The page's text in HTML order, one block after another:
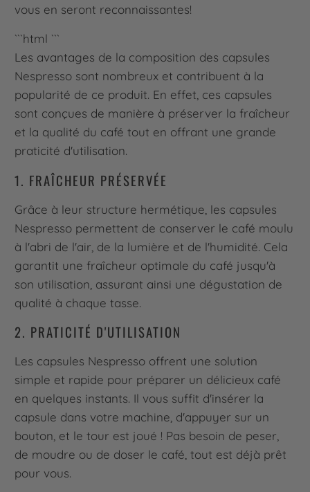
vous en seront reconnaissantes!
```html ```
Les avantages de la composition des capsules
Nespresso sont nombreux et contribuent à la
popularité de ce produit. En effet, ces capsules
sont conçues de manière à préserver la fraîcheur
et la qualité du café tout en offrant une grande
praticité d'utilisation.
1. FRAÎCHEUR PRÉSERVÉE
Grâce à leur structure hermétique, les capsules
Nespresso permettent de conserver le café moulu
à l'abri de l'air, de la lumière et de l'humidité. Cela
garantit une fraîcheur optimale du café jusqu'à
son utilisation, assurant ainsi une dégustation de
qualité à chaque tasse.
2. PRATICITÉ D'UTILISATION
Les capsules Nespresso offrent une solution
simple et rapide pour préparer un délicieux café
en quelques instants. Il vous suffit d'insérer la
capsule dans votre machine, d'appuyer sur un
bouton, et le tour est joué ! Pas besoin de peser,
de moudre ou de doser le café, tout est déjà prêt
pour vous.